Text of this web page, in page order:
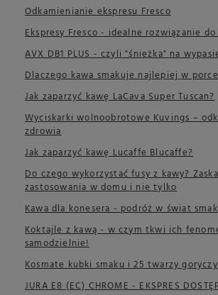
Odkamienianie ekspresu Fresco
Ekspresy Fresco - idealne rozwiązanie
AVX DB1 PLUS - czyli "śnieżka" na
Dlaczego kawa smakuje najlepiej w
Jak zaparzyć kawę LaCava Super Tuscan?
Wyciskarki wolnoobrotowe Kuvings –
zdrowia
Jak zaparzyć kawę Lucaffe Blucaffe?
Do czego wykorzystać fusy z kawy?
zastosowania w domu i nie tylko
Kawa dla konesera - podróż w świat
Koktajle z kawą - w czym tkwi ich
samodzielnie!
Kosmate kubki smaku i 25 twarzy goryczy
JURA E8 (EC) CHROME - EKSPRES